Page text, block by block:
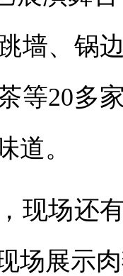
墙、锅
等20多
道。
场还有
场展示